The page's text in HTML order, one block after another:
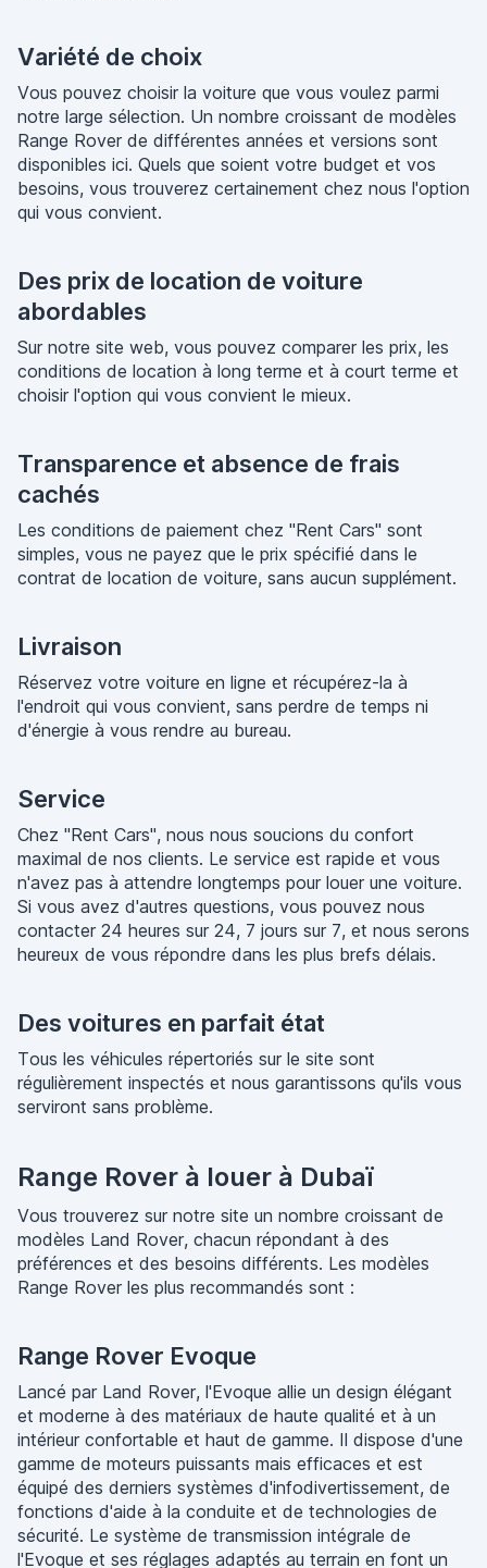
Variété de choix
Vous pouvez choisir la voiture que vous voulez parmi
notre large sélection. Un nombre croissant de modèles
Range Rover de différentes années et versions sont
disponibles ici. Quels que soient votre budget et vos
besoins, vous trouverez certainement chez nous l'option
qui vous convient.
Des prix de location de voiture
abordables
Sur notre site web, vous pouvez comparer les prix, les
conditions de location à long terme et à court terme et
choisir l'option qui vous convient le mieux.
Transparence et absence de frais
cachés
Les conditions de paiement chez "Rent Cars" sont
simples, vous ne payez que le prix spécifié dans le
contrat de location de voiture, sans aucun supplément.
Livraison
Réservez votre voiture en ligne et récupérez-la à
l'endroit qui vous convient, sans perdre de temps ni
d'énergie à vous rendre au bureau.
Service
Chez "Rent Cars", nous nous soucions du confort
maximal de nos clients. Le service est rapide et vous
n'avez pas à attendre longtemps pour louer une voiture.
Si vous avez d'autres questions, vous pouvez nous
contacter 24 heures sur 24, 7 jours sur 7, et nous serons
heureux de vous répondre dans les plus brefs délais.
Des voitures en parfait état
Tous les véhicules répertoriés sur le site sont
régulièrement inspectés et nous garantissons qu'ils vous
serviront sans problème.
Range Rover à louer à Dubaï
Vous trouverez sur notre site un nombre croissant de
modèles Land Rover, chacun répondant à des
préférences et des besoins différents. Les modèles
Range Rover les plus recommandés sont :
Range Rover Evoque
Lancé par Land Rover, l'Evoque allie un design élégant
et moderne à des matériaux de haute qualité et à un
intérieur confortable et haut de gamme. Il dispose d'une
gamme de moteurs puissants mais efficaces et est
équipé des derniers systèmes d'infodivertissement, de
fonctions d'aide à la conduite et de technologies de
sécurité. Le système de transmission intégrale de
l'Evoque et ses réglages adaptés au terrain en font un